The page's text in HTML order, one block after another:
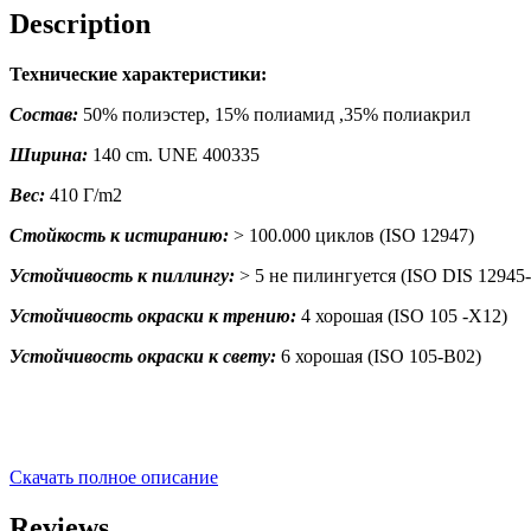
Description
Технические характеристики:
Состав: 50% полиэстер, 15% полиамид ,35% полиакрил
Ширина: 140 cm. UNE 400335
Вес: 410 Г/m2
Стойкость к истиранию: > 100.000 циклов (ISO 12947)
Устойчивость к пиллингу: > 5 не пилингуется (ISO DIS
Устойчивость окраски к трению: 4 хорошая (ISO 105 -X12)
Устойчивость окраски к свету: 6 хорошая (ISO 105-B02)
Скачать полное описание